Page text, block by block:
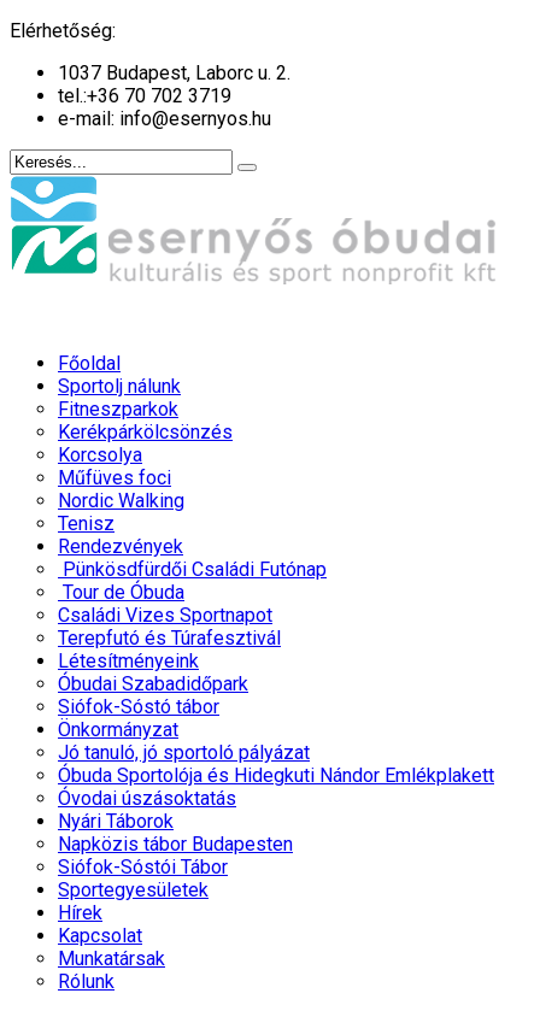
Elérhetőség:
1037 Budapest, Laborc u. 2.
tel.:+36 70 702 3719
e-mail: info@esernyos.hu
Főoldal
Sportolj nálunk
Fitneszparkok
Kerékpárkölcsönzés
Korcsolya
Műfüves foci
Nordic Walking
Tenisz
Rendezvények
Pünkösdfürdői Családi Futónap
Tour de Óbuda
Családi Vizes Sportnapot
Terepfutó és Túrafesztivál
Létesítményeink
Óbudai Szabadidőpark
Siófok-Sóstó tábor
Önkormányzat
Jó tanuló, jó sportoló pályázat
Óbuda Sportolója és Hidegkuti Nándor Emlékplakett
Óvodai úszásoktatás
Nyári Táborok
Napközis tábor Budapesten
Siófok-Sóstói Tábor
Sportegyesületek
Hírek
Kapcsolat
Munkatársak
Rólunk
év
hónap
év
hónap